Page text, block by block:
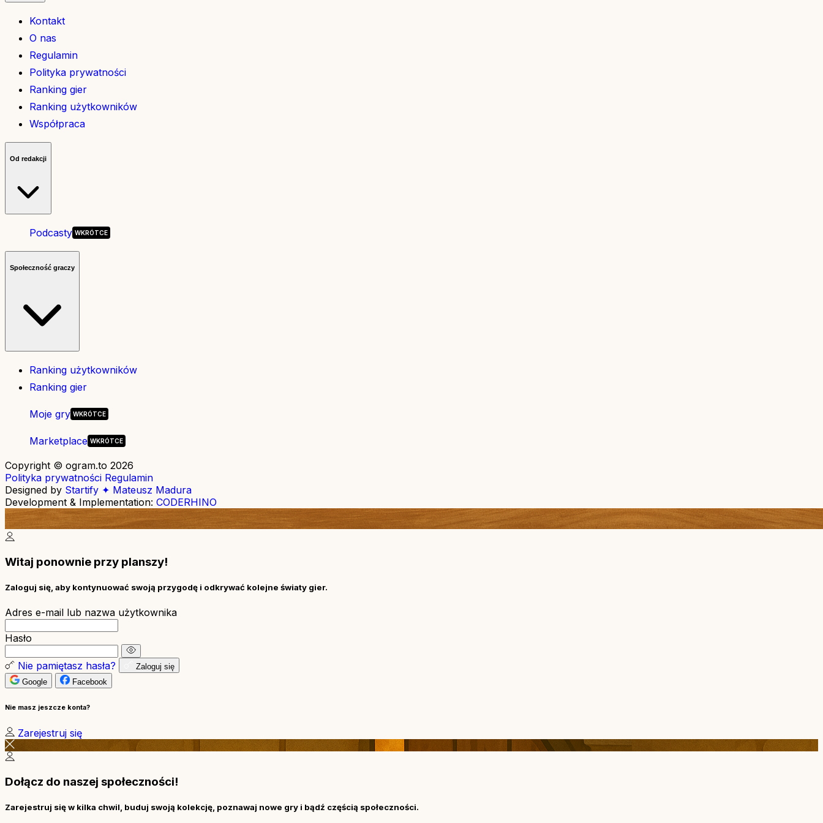
Kontakt
O nas
Regulamin
Polityka prywatności
Ranking gier
Ranking użytkowników
Współpraca
Od redakcji
Podcasty
Społeczność graczy
Ranking użytkowników
Ranking gier
Moje gry
Marketplace
Copyright © ogram.to 2026
Polityka prywatności Regulamin
Designed by Startify ✦ Mateusz Madura
Development & Implementation: CODERHINO
Witaj ponownie przy planszy!
Zaloguj się, aby kontynuować swoją przygodę i odkrywać kolejne światy gier.
Adres e-mail lub nazwa użytkownika
Hasło
Nie pamiętasz hasła?
Zaloguj się
Google
Facebook
Nie masz jeszcze konta?
Zarejestruj się
Dołącz do naszej społeczności!
Zarejestruj się w kilka chwil, buduj swoją kolekcję, poznawaj nowe gry i bądź częścią społeczności.